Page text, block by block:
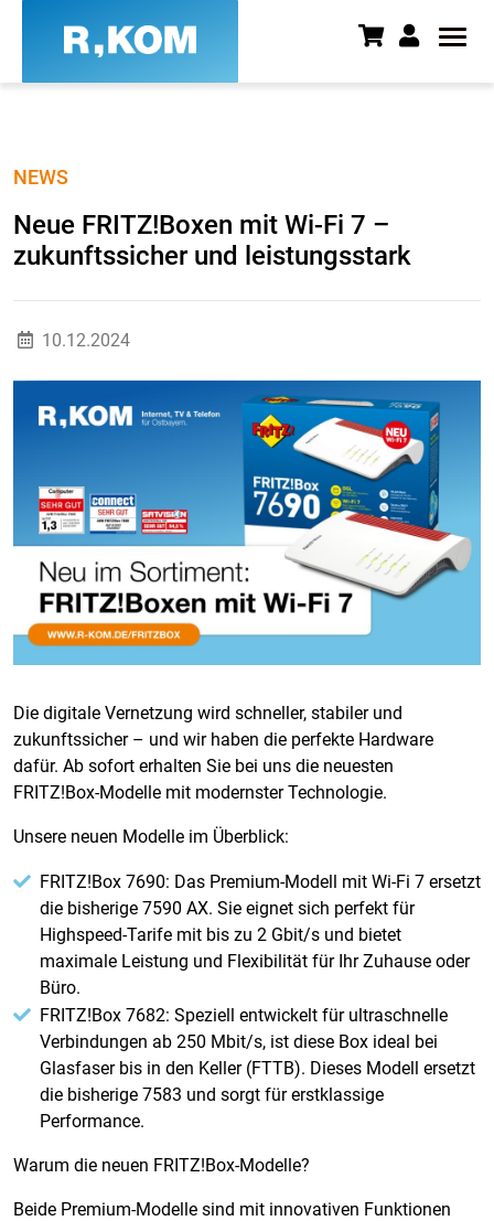
NEWS
Neue FRITZ!Boxen mit Wi-Fi 7 –
zukunftssicher und leistungsstark
10.12.2024
Die digitale Vernetzung wird schneller, stabiler und
zukunftssicher – und wir haben die perfekte Hardware
dafür. Ab sofort erhalten Sie bei uns die neuesten
FRITZ!Box-Modelle mit modernster Technologie.
Unsere neuen Modelle im Überblick:
FRITZ!Box 7690: Das Premium-Modell mit Wi-Fi 7 ersetzt
die bisherige 7590 AX. Sie eignet sich perfekt für
Highspeed-Tarife mit bis zu 2 Gbit/s und bietet
maximale Leistung und Flexibilität für Ihr Zuhause oder
Büro.
FRITZ!Box 7682: Speziell entwickelt für ultraschnelle
Verbindungen ab 250 Mbit/s, ist diese Box ideal bei
Glasfaser bis in den Keller (FTTB). Dieses Modell ersetzt
die bisherige 7583 und sorgt für erstklassige
Performance.
Warum die neuen FRITZ!Box-Modelle?
Beide Premium-Modelle sind mit innovativen Funktionen